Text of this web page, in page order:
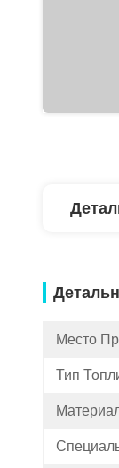
Место
Тип